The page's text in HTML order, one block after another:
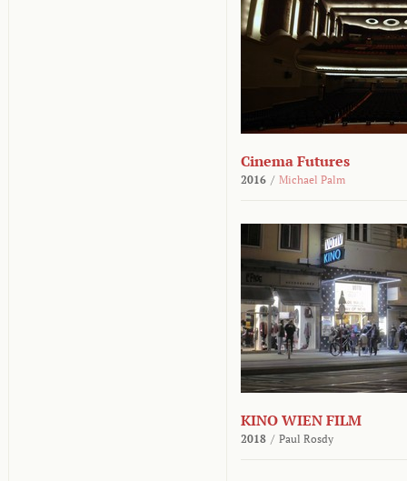
Cinema Futures
2016 / Michael Palm
KINO WIEN FILM
2018 / Paul Rosdy